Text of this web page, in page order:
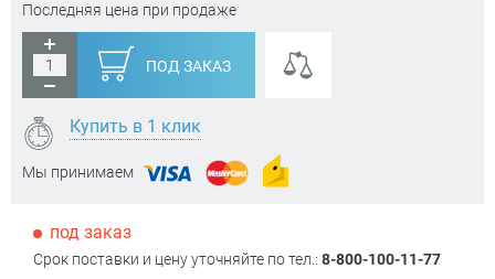
Последняя цена при продаже
ПОД ЗАКАЗ
Купить в 1 клик
Мы принимаем
под заказ
Срок поставки и цену уточняйте по тел.: 8-800-100-11-77